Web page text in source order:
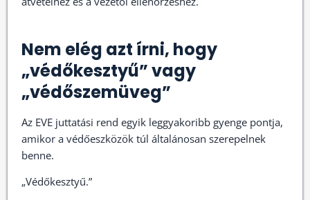
Nem elég azt írni, hogy
„védőkesztyű” vagy
„védőszemüveg”
Az EVE juttatási rend egyik leggyakoribb gyenge pontja,
amikor a védőeszközök túl általánosan szerepelnek
benne.
„Védőkesztyű.”